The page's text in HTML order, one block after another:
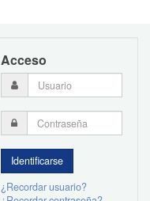
Acceso
¿Recordar usuario?